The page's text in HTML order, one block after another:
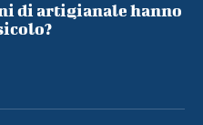
di artigianale hanno